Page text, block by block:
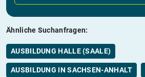
Ähnliche Suchanfragen:
AUSBILDUNG HALLE (SAALE)
AUSBILDUNG IN SACHSEN-ANHALT